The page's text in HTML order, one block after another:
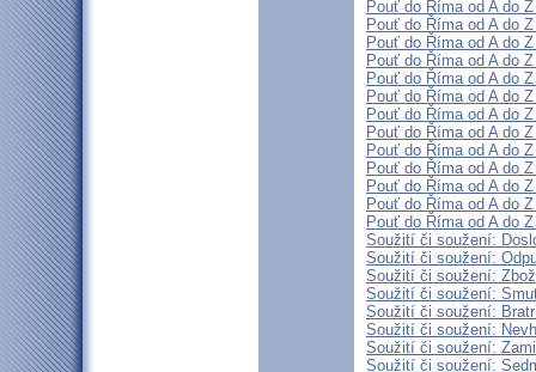
Pouť do Říma od A do
Pouť do Říma od A do
Pouť do Říma od A do
Pouť do Říma od A do
Pouť do Říma od A do
Pouť do Říma od A do
Pouť do Říma od A do
Pouť do Říma od A do
Pouť do Říma od A do
Pouť do Říma od A do
Pouť do Říma od A do
Pouť do Říma od A do
Pouť do Říma od A do
Soužití či soužení:
Soužití či soužení:
Soužití či soužení:
Soužití či soužení:
Soužití či soužení:
Soužití či soužení:
Soužití či soužení:
Soužití či soužení: